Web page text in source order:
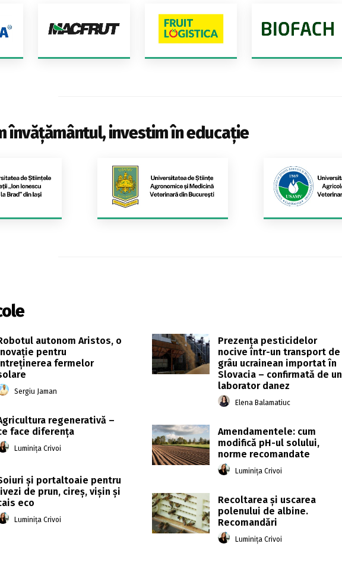
învățământul, investim în educație
autonom Aristos, o
pentru
fermelor
Sergiu Jaman
regenerativă –
face diferența
Luminița Crivoi
și portaltoaie pentru
de prun, cireș, vișin și
eco
Luminița Crivoi
Prezenţa pesticidelor
nocive într-un transport de
grâu ucrainean importat în
Slovacia – confirmată de un
laborator danez
Elena Balamatiuc
Amendamentele: cum
modifică pH-ul solului,
norme recomandate
Luminița Crivoi
Recoltarea și uscarea
polenului de albine.
Recomandări
Luminița Crivoi